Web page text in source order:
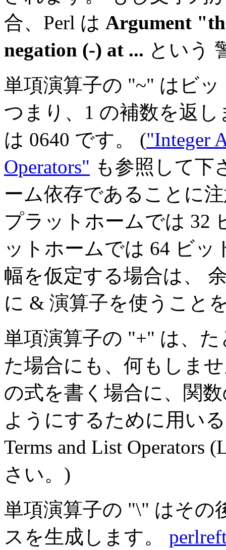
合、Perl は Argument
negation (-) at ... という
単項演算子の "~" はビ
つまり、1 の補数を返
は 0640 です。 ("Integer
Operators" も参照して下
ーム依存であることに
プラットホームでは 32
ットホームでは 64 ビ
幅を仮定する場合は、
に & 演算子を使うこと
単項演算子の "+" は、
た場合にも、何もしま
の式を書く場合に、関
ようにするために用い
Terms and List Operators
さい。)
単項演算子の "\" はその
スを生成します。